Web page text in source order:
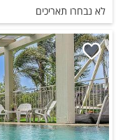
לא נבחרו תאריכים